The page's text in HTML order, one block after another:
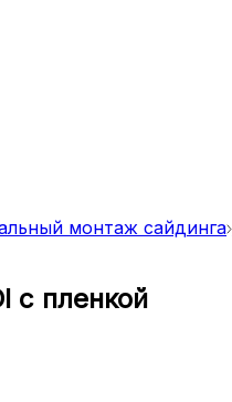
монтаж сайдинга
с пленкой